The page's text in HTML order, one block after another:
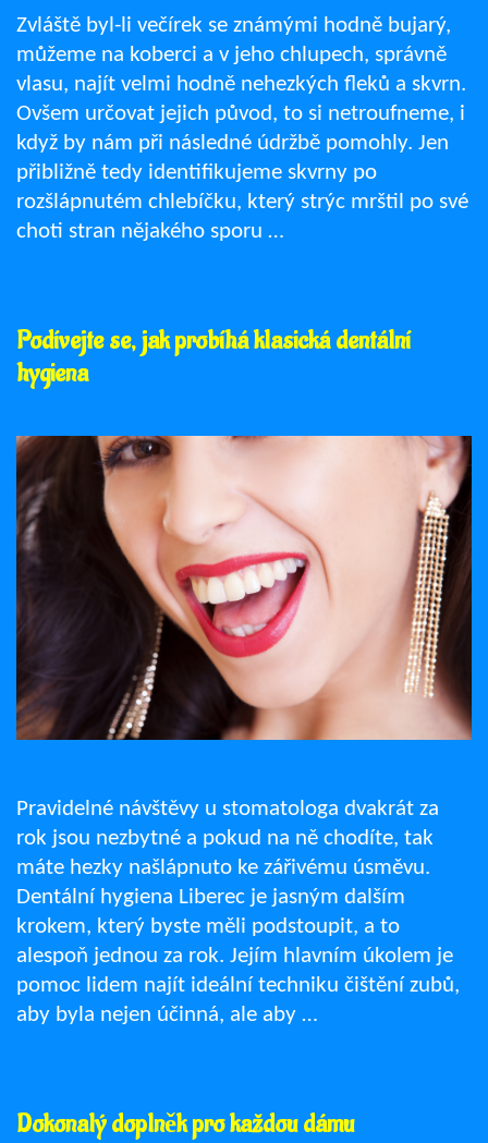
Zvláště byl-li večírek se známými hodně bujarý,
můžeme na koberci a v jeho chlupech, správně
vlasu, najít velmi hodně nehezkých fleků a skvrn.
Ovšem určovat jejich původ, to si netroufneme, i
když by nám při následné údržbě pomohly. Jen
přibližně tedy identifikujeme skvrny po
rozšlápnutém chlebíčku, který strýc mrštil po své
choti stran nějakého sporu …
Podívejte se, jak probíhá klasická dentální
hygiena
Pravidelné návštěvy u stomatologa dvakrát za
rok jsou nezbytné a pokud na ně chodíte, tak
máte hezky našlápnuto ke zářivému úsměvu.
Dentální hygiena Liberec je jasným dalším
krokem, který byste měli podstoupit, a to
alespoň jednou za rok. Jejím hlavním úkolem je
pomoc lidem najít ideální techniku čištění zubů,
aby byla nejen účinná, ale aby …
Dokonalý doplněk pro každou dámu